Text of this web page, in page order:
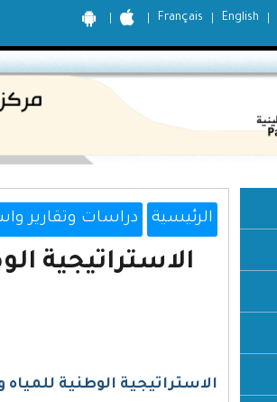
Français English
الرئيسية دراسات وتقارير
الاستراتيجية
الاستراتيجية الوطنية للمياه